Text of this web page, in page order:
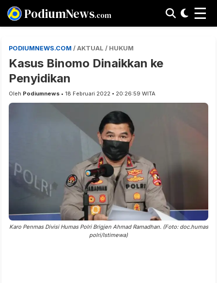
PodiumNews.com ☰
PODIUMNEWS.COM / AKTUAL / HUKUM
Kasus Binomo Dinaikkan ke
Penyidikan
Oleh Podiumnews • 18 Februari 2022 • 20:26:59 WITA
Karo Penmas Divisi Humas Polri Brigjen Ahmad Ramadhan. (Foto: doc.humas
polri/Istimewa)